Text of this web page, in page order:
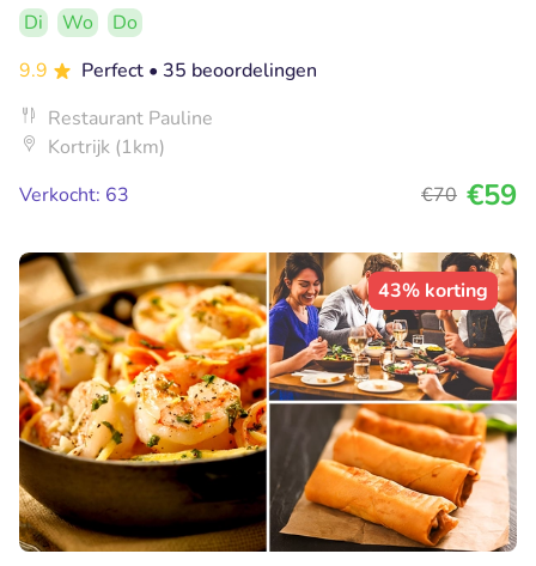
Di Wo
Do
9.9
Perfect • 35 beoordelingen
Restaurant Pauline
Kortrijk (1km)
Verkocht: 63
€70 €59
43% korting